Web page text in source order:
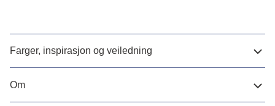
Farger, inspirasjon og veiledning
Om